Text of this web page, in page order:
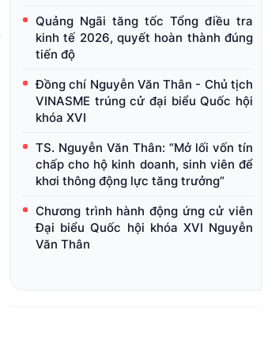
Quảng Ngãi tăng tốc Tổng điều tra
kinh tế 2026, quyết hoàn thành đúng
tiến độ
Đồng chí Nguyễn Văn Thân - Chủ tịch
VINASME trúng cử đại biểu Quốc hội
khóa XVI
TS. Nguyễn Văn Thân: “Mở lối vốn tín
chấp cho hộ kinh doanh, sinh viên để
khơi thông động lực tăng trưởng”
Chương trình hành động ứng cử viên
Đại biểu Quốc hội khóa XVI Nguyễn
Văn Thân